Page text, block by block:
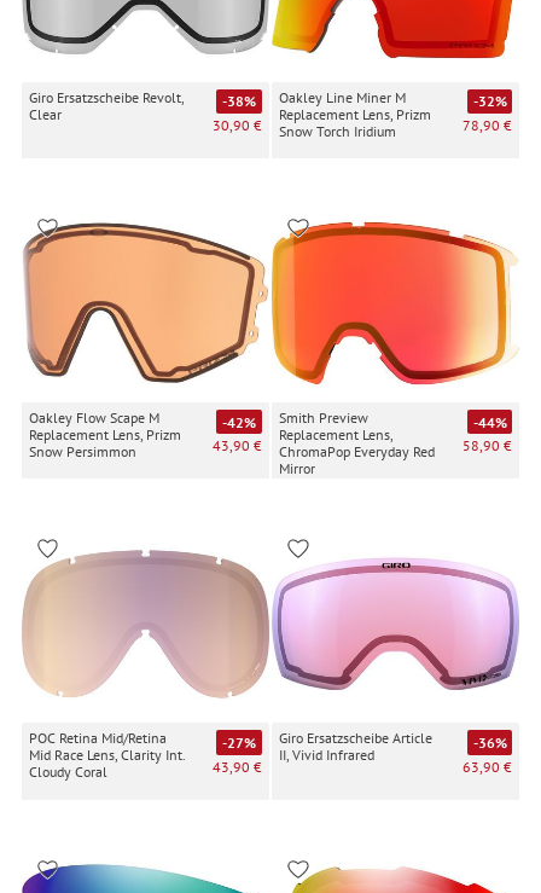
Giro Ersatzscheibe Revolt,
Clear
-38%
30,90 €
Oakley Line Miner M
Replacement Lens, Prizm
Snow Torch Iridium
-32%
78,90 €
Oakley Flow Scape M
Replacement Lens, Prizm
Snow Persimmon
-42%
43,90 €
Smith Preview
Replacement Lens,
ChromaPop Everyday Red
Mirror
-44%
58,90 €
POC Retina Mid/Retina
Mid Race Lens, Clarity Int.
Cloudy Coral
-27%
43,90 €
Giro Ersatzscheibe Article
II, Vivid Infrared
-36%
63,90 €